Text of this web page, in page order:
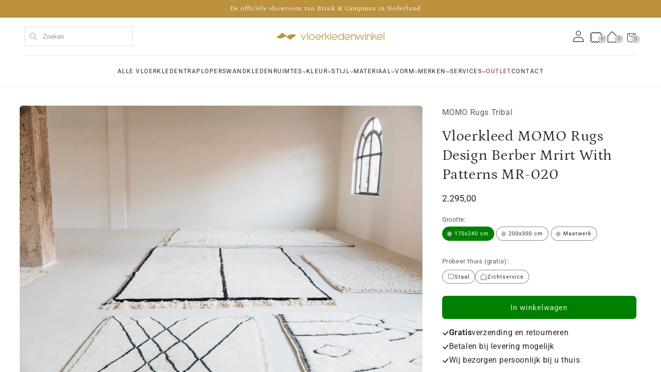
content
De officiële showroom van Brink & Campman in Nederland
0 0
Winkelwagen
0
0
artikelen
ALLE VLOERKLEDENTRAPLOPERSWANDKLEDEN RUIMTES KLEUR STIJL MATERIAAL VORM MERKEN SERVICES OUTLETCONTACT
Ga direct naar
productinformatie
MOMO Rugs Tribal
Vloerkleed MOMO Rugs
Design Berber Mrirt With
Patterns MR-020
Normale
2.295,00
Grootte:
170x240 cm 200x300 cm Maatwerk
Probeer thuis (gratis):
Staal Zichtservice
In winkelwagen
Gratisverzending en retourneren
Betalen bij levering mogelijk
Wij bezorgen persoonlijk bij u thuis